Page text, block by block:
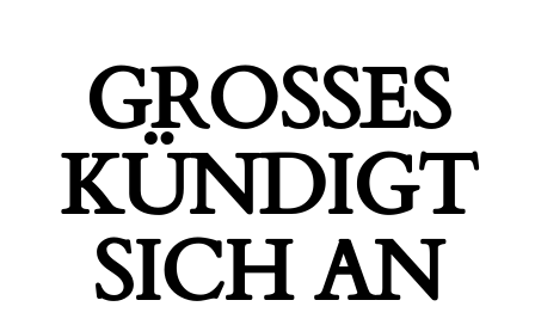
GROSSES K
ÜNDIGT S
ICH AN